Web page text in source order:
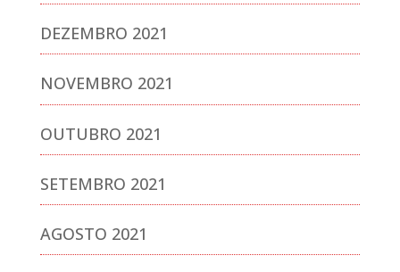
DEZEMBRO 2021
NOVEMBRO 2021
OUTUBRO 2021
SETEMBRO 2021
AGOSTO 2021